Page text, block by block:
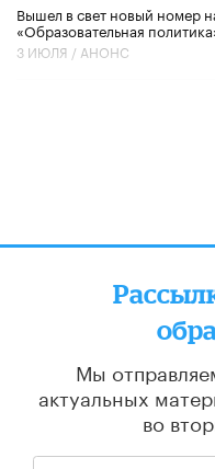
Вышел в свет новый номер
«Образовательная
3 ИЮЛЯ / АНОНС
Мы
актуальных
во